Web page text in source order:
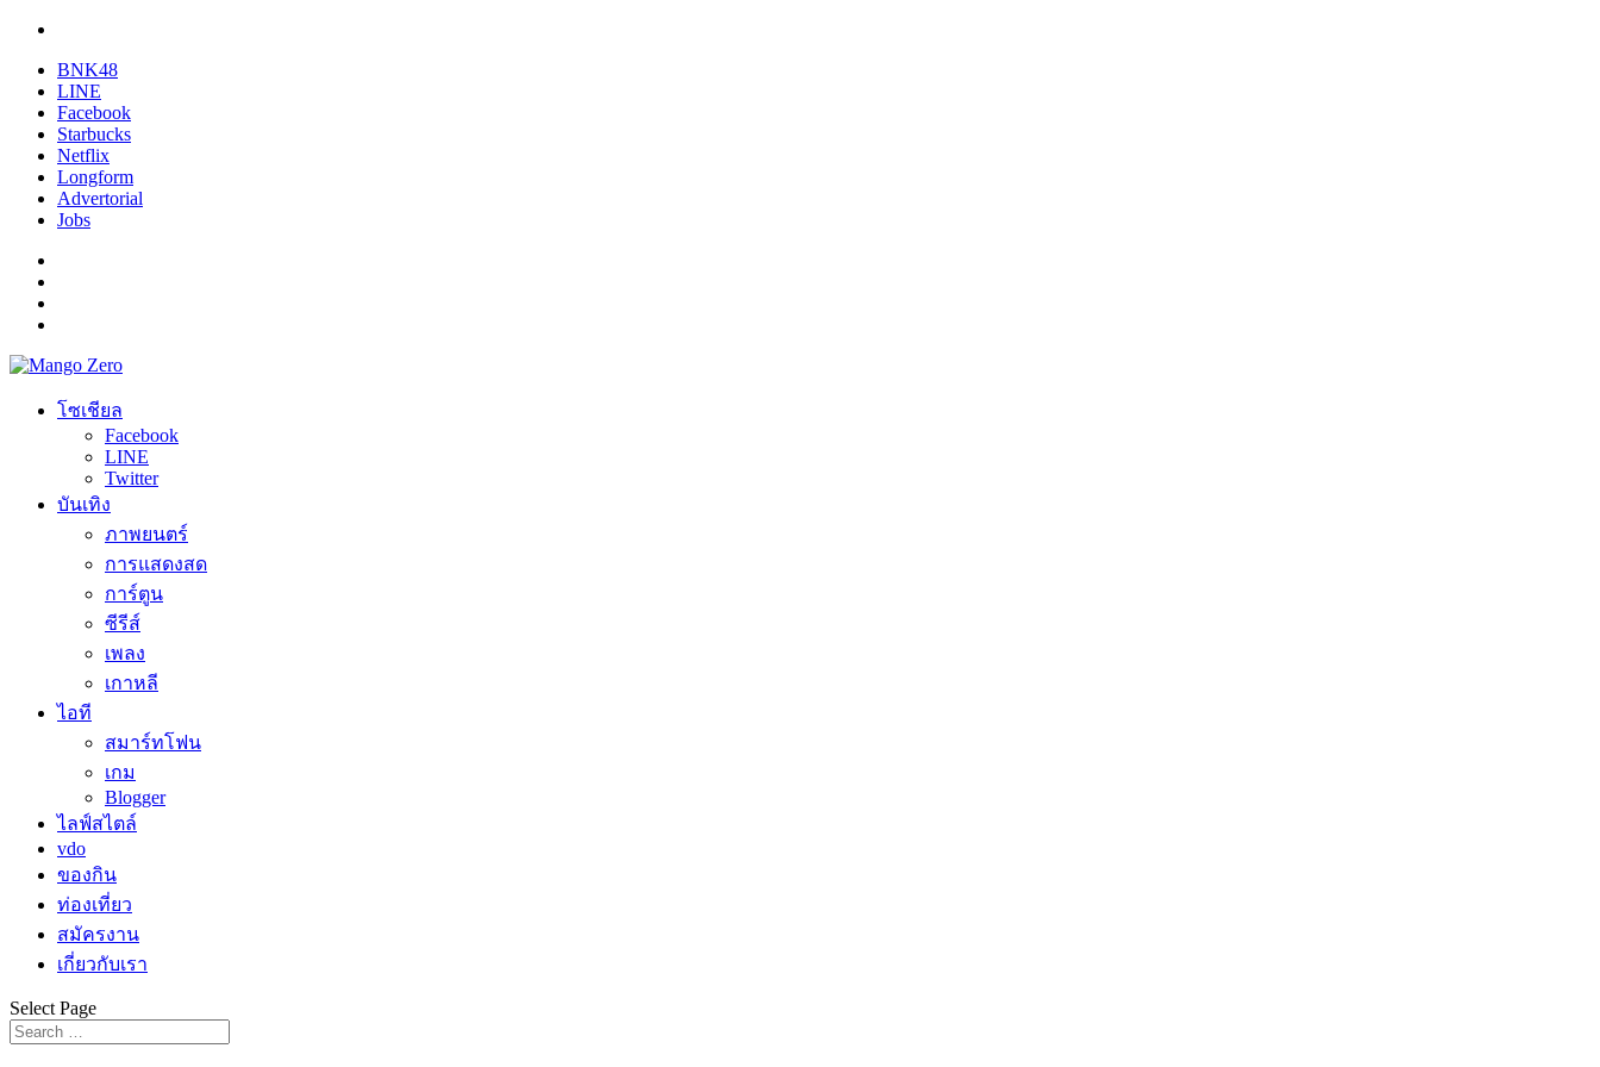
BNK48
LINE
Facebook
Starbucks
Netflix
Longform
Advertorial
Jobs
โซเชียล
Facebook
LINE
Twitter
บันเทิง
ภาพยนตร์
การแสดงสด
การ์ตูน
ซีรีส์
เพลง
เกาหลี
ไอที
สมาร์ทโฟน
เกม
Blogger
ไลฟ์สไตล์
vdo
ของกิน
ท่องเที่ยว
สมัครงาน
เกี่ยวกับเรา
Select Page